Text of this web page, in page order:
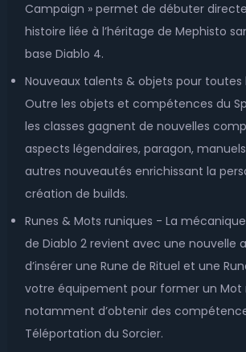
Campaign » permet de débuter
histoire liée à l’héritage de Mephisto
base Diablo 4.
Nouveaux talents & objets pour toutes
Outre les objets et compétences du
les classes gagnent de nouvelles
aspects légendaires, paragon,
autres nouveautés enrichissant la
création de builds.
Runes & Mots runiques - La
de Diablo 2 revient avec une nouvelle
d’insérer une Rune de Rituel et une
votre équipement pour former un Mot
notamment d’obtenir des
Téléportation du Sorcier.